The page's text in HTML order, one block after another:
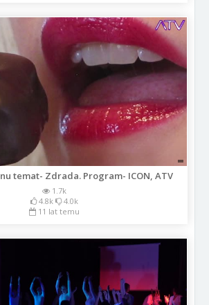
temat- Zdrada. Program- ICON, ATV
1.7k
4.8k
4.0k
11 lat temu